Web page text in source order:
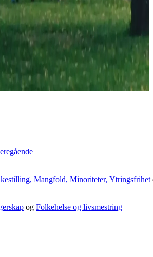
Mangfold, Minoriteter, Ytringsfrihet
og Folkehelse og livsmestring